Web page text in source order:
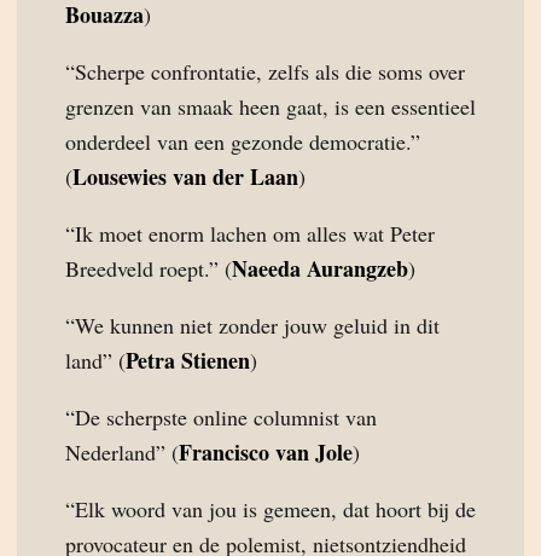
Bouazza)
“Scherpe confrontatie, zelfs als die soms over
grenzen van smaak heen gaat, is een essentieel
onderdeel van een gezonde democratie.”
(Lousewies van der Laan)
“Ik moet enorm lachen om alles wat Peter
Breedveld roept.” (Naeeda Aurangzeb)
“We kunnen niet zonder jouw geluid in dit
land” (Petra Stienen)
“De scherpste online columnist van
Nederland” (Francisco van Jole)
“Elk woord van jou is gemeen, dat hoort bij de
provocateur en de polemist, nietsontziendheid